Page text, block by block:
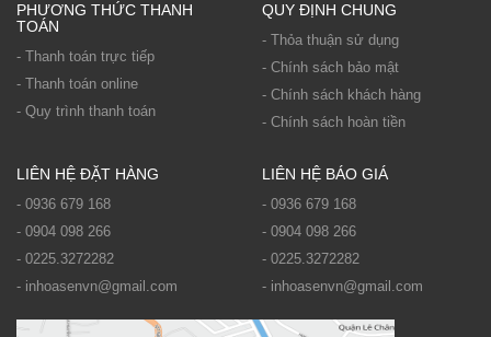
PHƯƠNG THỨC THANH
TOÁN
- Thanh toán trực tiếp
- Thanh toán online
- Quy trình thanh toán
QUY ĐỊNH CHUNG
- Thỏa thuận sử dụng
- Chính sách bảo mật
- Chính sách khách hàng
- Chính sách hoàn tiền
LIÊN HỆ ĐẶT HÀNG
- 0936 679 168
- 0904 098 266
- 0225.3272282
- inhoasenvn@gmail.com
LIÊN HỆ BÁO GIÁ
- 0936 679 168
- 0904 098 266
- 0225.3272282
- inhoasenvn@gmail.com